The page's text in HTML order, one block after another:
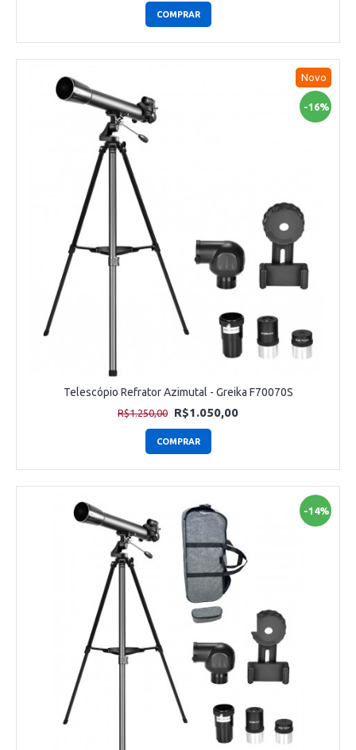
COMPRAR
Novo
-16%
Telescópio Refrator Azimutal - Greika F70070S
R$1.250,00 R$1.050,00
COMPRAR
-14%